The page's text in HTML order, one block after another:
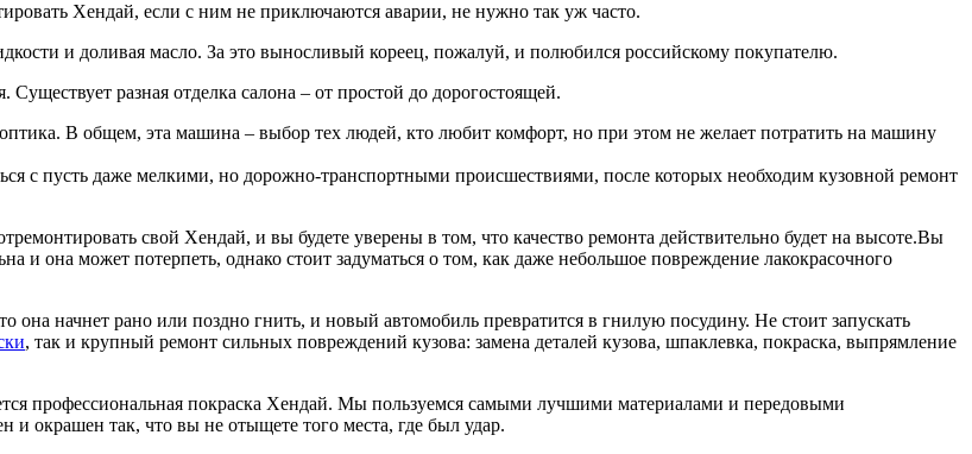
Хендай, если с ним не приключаются аварии, не нужно так уж часто.
и доливая масло. За это выносливый кореец, пожалуй, и полюбился российскому покупателю.
разная отделка салона – от простой до дорогостоящей.
В общем, эта машина – выбор тех людей, кто любит комфорт, но при этом не желает потратить на машину
с пусть даже мелкими, но дорожно-транспортными происшествиями, после которых необходим кузовной ремонт
свой Хендай, и вы будете уверены в том, что качество ремонта действительно будет на высоте.Вы
и она может потерпеть, однако стоит задуматься о том, как даже небольшое повреждение лакокрасочного
она начнет рано или поздно гнить, и новый автомобиль превратится в гнилую посудину. Не стоит запускать
, так и крупный ремонт сильных повреждений кузова: замена деталей кузова, шпаклевка, покраска, выпрямление
профессиональная покраска Хендай. Мы пользуемся самыми лучшими материалами и передовыми
окрашен так, что вы не отыщете того места, где был удар.